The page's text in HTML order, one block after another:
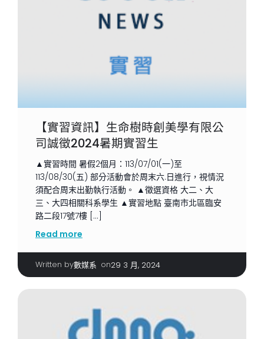
【實習資訊】生命樹時創美學有限公
司誠徵2024暑期實習生
▲實習時間 暑假2個月：113/07/01(一)至
113/08/30(五) 部分活動會於周末六.日進行，視情況
須配合周末出勤執行活動。 ▲徵選資格 大二、大
三、大四相關科系學生 ▲實習地點 臺南市北區臨安
路二段17號7樓 […]
Read more
Written by數媒系 on29 3 月, 2024